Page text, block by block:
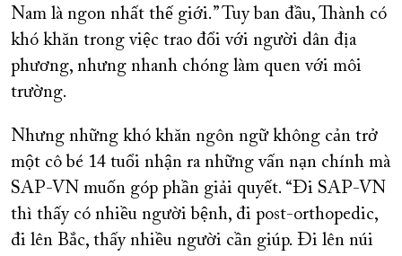
Nam là ngon nhất thế giới.” Tuy ban đầu, Thành có
khó khăn trong việc trao đổi với người dân địa
phương, nhưng nhanh chóng làm quen với môi
trường.
Nhưng những khó khăn ngôn ngữ không cản trở
một cô bé 14 tuổi nhận ra những vấn nạn chính mà
SAP-VN muốn góp phần giải quyết. “Đi SAP-VN
thì thấy có nhiều người bệnh, đi post-orthopedic,
đi lên Bắc, thấy nhiều người cần giúp. Đi lên núi